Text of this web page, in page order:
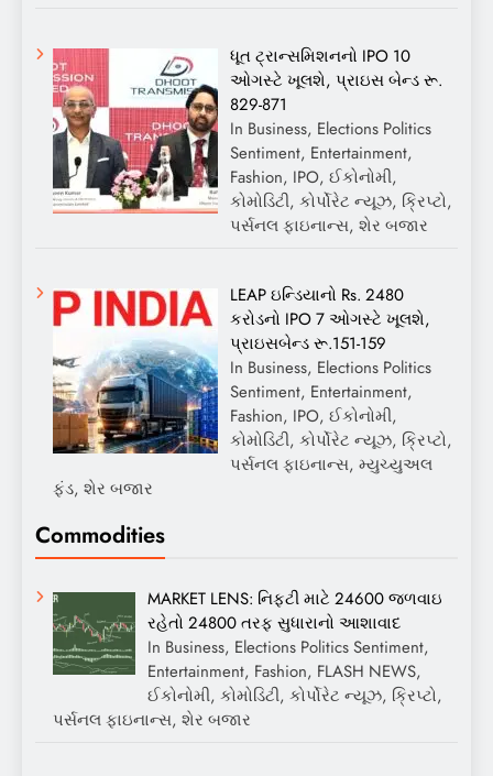
ધૂત ટ્રાન્સમિશનનો IPO 10
ઓગસ્ટે ખૂલશે, પ્રાઇસ બેન્ડ રૂ.
829-871
In Business, Elections Politics
Sentiment, Entertainment,
Fashion, IPO, ઈકોનોમી,
કોમોડિટી, કોર્પોરેટ ન્યૂઝ, ક્રિપ્ટો,
પર્સનલ ફાઇનાન્સ, શેર બજાર
LEAP ઇન્ડિયાનો Rs. 2480
કરોડનો IPO 7 ઓગસ્ટે ખૂલશે,
પ્રાઇસબેન્ડ રૂ.151-159
In Business, Elections Politics
Sentiment, Entertainment,
Fashion, IPO, ઈકોનોમી,
કોમોડિટી, કોર્પોરેટ ન્યૂઝ, ક્રિપ્ટો,
પર્સનલ ફાઇનાન્સ, મ્યુચ્યુઅલ
ફંડ, શેર બજાર
Commodities
MARKET LENS: નિફ્ટી માટે 24600 જળવાઇ
રહેતો 24800 તરફ સુધારાનો આશાવાદ
In Business, Elections Politics Sentiment,
Entertainment, Fashion, FLASH NEWS,
ઈકોનોમી, કોમોડિટી, કોર્પોરેટ ન્યૂઝ, ક્રિપ્ટો,
પર્સનલ ફાઇનાન્સ, શેર બજાર